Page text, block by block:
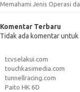
Memahami Jenis Operasi
Komentar Terbaru
Tidak ada komentar
tcvselakui.com
touchkasimedia.com
tunnellracing.com
Paito HK 6D